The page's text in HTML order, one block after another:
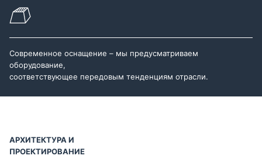
Современное оснащение – мы предусматриваем
оборудование,
соответствующее передовым тенденциям отрасли.
АРХИТЕКТУРА И
ПРОЕКТИРОВАНИЕ